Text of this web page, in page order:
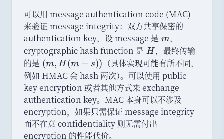
可以用 message authentication code (MAC)
来验证 message integrity： 双方共享保密的
authentication key， 设 message 是 m
m，
cryptographic hash function 是 H
H ， 最终传输
的是 (
m
,
H
(
m
+
(m, H (m + s)) （具体实现可能有所不同，
例如 HMAC 会 hash 两次）。 可以使用 public
key encryption 或者其他方式来 exchange
authentication key。 MAC 本身可以不涉及
encryption， 如果只需保证 message integrity
而不在意 confidentiality 则无需付出
encryption 的性能代价。